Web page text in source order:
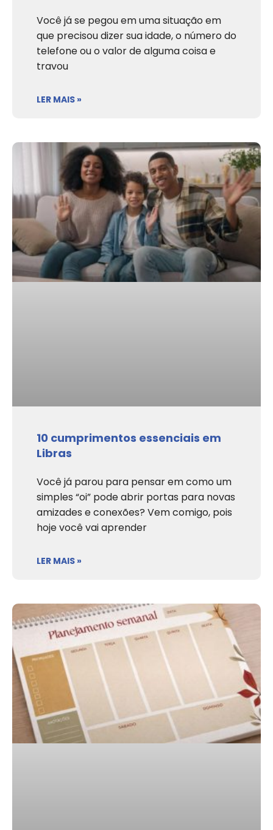
Você já se pegou em uma situação em
que precisou dizer sua idade, o número do
telefone ou o valor de alguma coisa e
travou
LER MAIS »
10 cumprimentos essenciais em
Libras
Você já parou para pensar em como um
simples “oi” pode abrir portas para novas
amizades e conexões? Vem comigo, pois
hoje você vai aprender
LER MAIS »